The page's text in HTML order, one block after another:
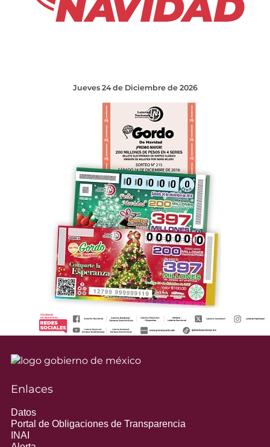
Jueves 24 de Diciembre de 2026
Enlaces
Datos
Portal de Obligaciones de Transparencia
INAI